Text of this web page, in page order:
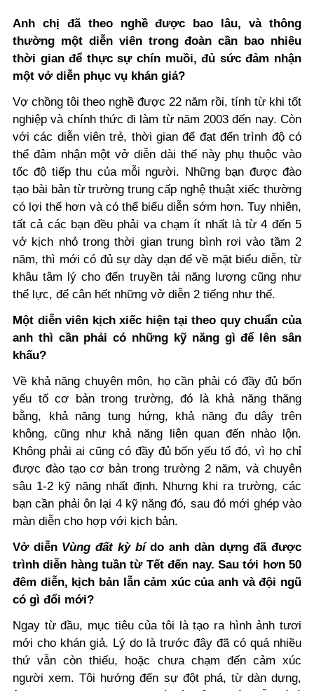
Anh chị đã theo nghề được bao lâu, và thông
thường một diễn viên trong đoàn cần bao nhiêu
thời gian để thực sự chín muồi, đủ sức đảm nhận
một vở diễn phục vụ khán giả?
Vợ chồng tôi theo nghề được 22 năm rồi, tính từ khi tốt
nghiệp và chính thức đi làm từ năm 2003 đến nay. Còn
với các diễn viên trẻ, thời gian để đạt đến trình độ có
thể đảm nhận một vở diễn dài thế này phụ thuộc vào
tốc độ tiếp thu của mỗi người. Những bạn được đào
tạo bài bản từ trường trung cấp nghệ thuật xiếc thường
có lợi thế hơn và có thể biểu diễn sớm hơn. Tuy nhiên,
tất cả các bạn đều phải va chạm ít nhất là từ 4 đến 5
vở kịch nhỏ trong thời gian trung bình rơi vào tầm 2
năm, thì mới có đủ sự dày dạn để về mặt biểu diễn, từ
khâu tâm lý cho đến truyền tải năng lượng cũng như
thể lực, để cân hết những vở diễn 2 tiếng như thế.
Một diễn viên kịch xiếc hiện tại theo quy chuẩn của
anh thì cần phải có những kỹ năng gì để lên sân
khấu?
Về khả năng chuyên môn, họ cần phải có đầy đủ bốn
yếu tố cơ bản trong trường, đó là khả năng thăng
bằng, khả năng tung hứng, khả năng đu dây trên
không, cũng như khả năng liên quan đến nhào lộn.
Không phải ai cũng có đầy đủ bốn yếu tố đó, vì họ chỉ
được đào tạo cơ bản trong trường 2 năm, và chuyên
sâu 1-2 kỹ năng nhất định. Nhưng khi ra trường, các
bạn cần phải ôn lại 4 kỹ năng đó, sau đó mới ghép vào
màn diễn cho hợp với kịch bản.
Vở diễn Vùng đất kỳ bído anh dàn dựng đã được
trình diễn hàng tuần từ Tết đến nay. Sau tới hơn 50
đêm diễn, kịch bản lẫn cảm xúc của anh và đội ngũ
có gì đổi mới?
Ngay từ đầu, mục tiêu của tôi là tạo ra hình ảnh tươi
mới cho khán giả. Lý do là trước đây đã có quá nhiều
thứ vẫn còn thiếu, hoặc chưa chạm đến cảm xúc
người xem. Tôi hướng đến sự đột phá, từ dàn dựng,